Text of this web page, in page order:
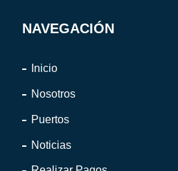
NAVEGACIÓN
Inicio
Nosotros
Puertos
Noticias